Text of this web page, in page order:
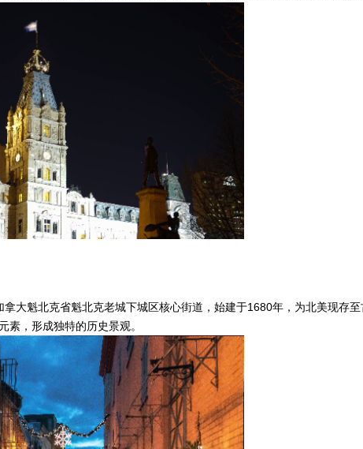
大魁北克省魁北克老城下城区核心街道，始建于1680年，为北美现存
素，形成独特的历史景观。